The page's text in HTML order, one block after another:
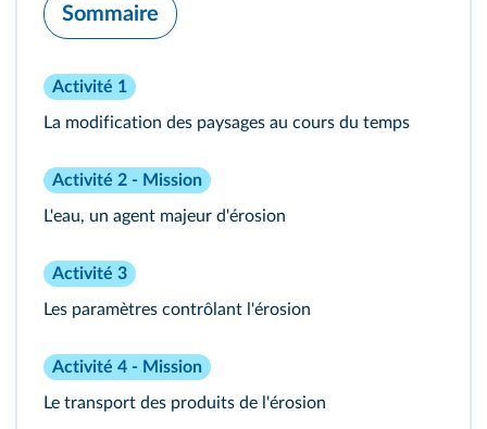
Sommaire
Activité 1
La modification des paysages au cours du temps
Activité 2 - Mission
L'eau, un agent majeur d'érosion
Activité 3
Les paramètres contrôlant l'érosion
Activité 4 - Mission
Le transport des produits de l'érosion